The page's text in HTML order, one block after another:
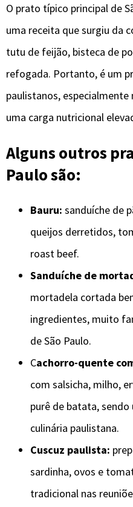
O prato típico principal de
uma receita que surgiu da
tutu de feijão, bisteca de
refogada. Portanto, é um
paulistanos,
uma carga nutricional
Alguns outros
Paulo são:
Bauru: sanduíche de
queijos derretidos,
roast beef.
Sanduíche de
mortadela cortada
ingredientes, muito
de São Paulo.
Cachorro-quente
com salsicha, milho,
purê de batata,
culinária paulistana.
Cuscuz paulista:
sardinha, ovos e
tradicional nas